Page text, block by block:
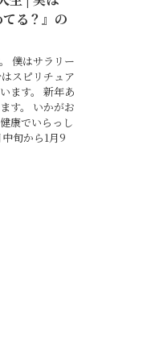
てる？』の
僕はサラリー
スピリチュア
ます。 新年あ
す。 いかがお
康でいらっし
旬から1月9